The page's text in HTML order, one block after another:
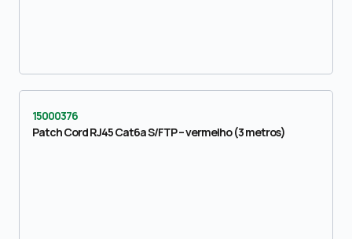
15000376
Patch Cord RJ45 Cat6a S/FTP – vermelho (3 metros)